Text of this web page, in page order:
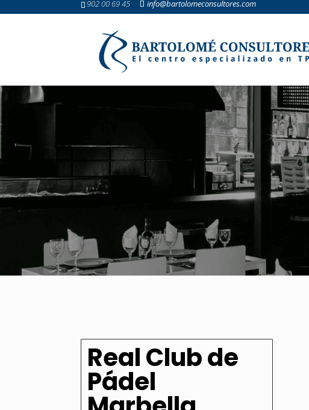
902 00 69 45 info@bartolomeconsultores.com
Real Club de
Pádel